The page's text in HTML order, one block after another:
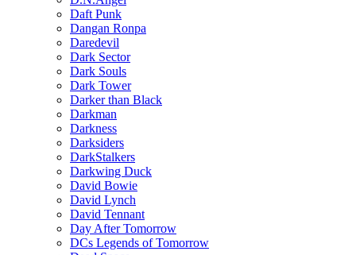
Daft Punk
Dangan Ronpa
Daredevil
Dark Sector
Dark Souls
Dark Tower
Darker than Black
Darkman
Darkness
Darksiders
DarkStalkers
Darkwing Duck
David Bowie
David Lynch
David Tennant
Day After Tomorrow
DCs Legends of Tomorrow